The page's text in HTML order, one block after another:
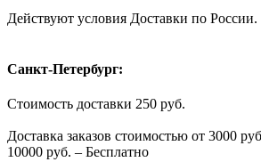
Действуют условия Доставки по России.
Санкт-Петербург:
Стоимость доставки 250 руб.
Доставка заказов стоимостью от 3000
10000 руб. – Бесплатно